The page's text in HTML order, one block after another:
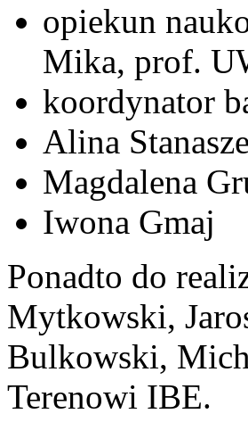
opiekun
Mika, prof.
koordynator
Alina
Magdalena
Iwona Gmaj
Ponadto do
Mytkowski,
Bulkowski,
Terenowi IBE.